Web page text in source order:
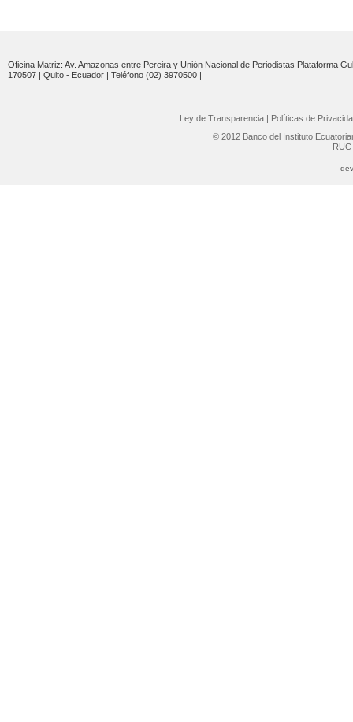
Oficina Matriz: Av. Amazonas entre Pereira y Unión Nacional de Periodistas Plataforma
170507 | Quito - Ecuador | Teléfono (02) 3970500 |
Ley de Transparencia | Políticas de
© 2012 Banco del Instituto